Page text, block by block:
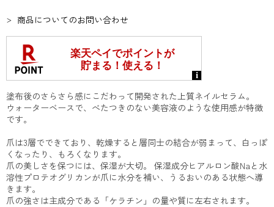
商品についてのお問い合わせ
塗布後のさらさら感にこだわって開発された上質ネイルセラム。
ウォーターベースで、べたつきのない美容液のような使用感が特徴
です。
爪は3層でできており、乾燥すると層同士の結合が弱まって、白っぽ
くなったり、もろくなります。
爪の美しさを保つには、保湿が大切。 保湿成分ヒアルロン酸Naと水
溶性プロテオグリカンが爪に水分を補い、うるおいのある状態へ導
きます。
爪の強さは主成分である「ケラチン」の量や質に左右されます。